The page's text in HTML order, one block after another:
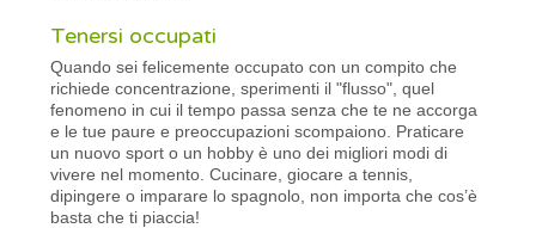
Tenersi occupati
Quando sei felicemente occupato con un compito che
richiede concentrazione, sperimenti il ​​"flusso", quel
fenomeno in cui il tempo passa senza che te ne accorga
e le tue paure e preoccupazioni scompaiono. Praticare
un nuovo sport o un hobby è uno dei migliori modi di
vivere nel momento. Cucinare, giocare a tennis,
dipingere o imparare lo spagnolo, non importa che cos’è
basta che ti piaccia!